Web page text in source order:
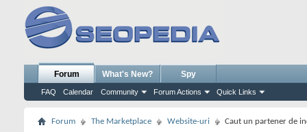
Forum
FAQ Calendar Community Forum Actions Quick Links
What's New? Spy
Forum The Marketplace Website-uri Caut un partener de